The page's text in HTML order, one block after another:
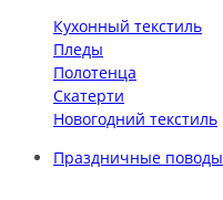
Кухонный текстиль
Пледы
Полотенца
Скатерти
Новогодний текстиль
Праздничные поводы